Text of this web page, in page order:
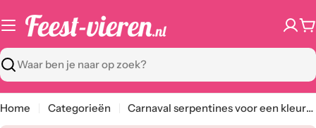
naar
content
Zoeken
Home Categorieën Carnaval serpentines voor een kleurrijke feestelijke sfeer